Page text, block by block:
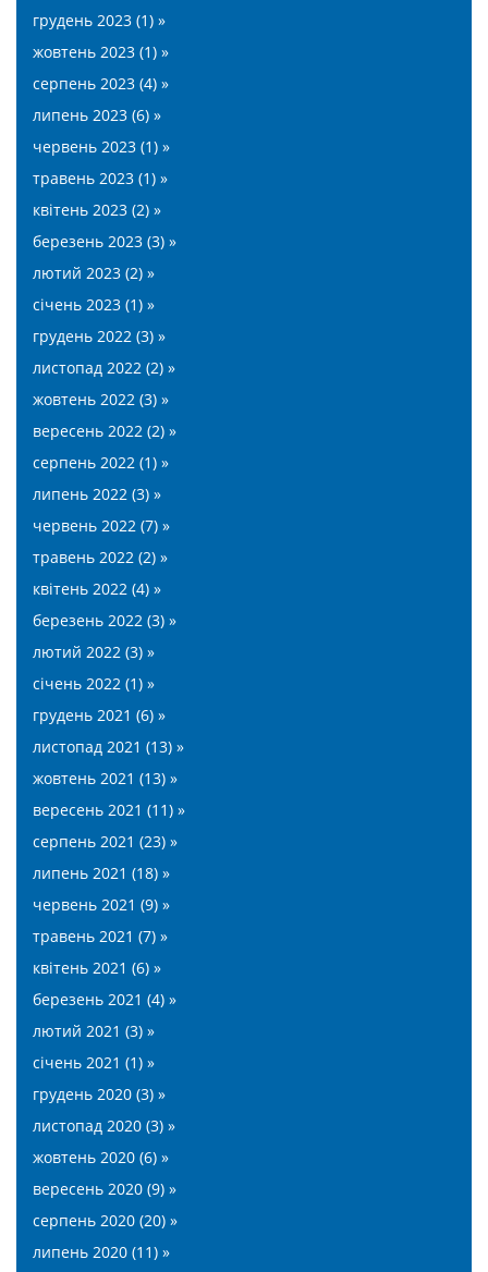
грудень 2023 (1) »
жовтень 2023 (1) »
серпень 2023 (4) »
липень 2023 (6) »
червень 2023 (1) »
травень 2023 (1) »
квітень 2023 (2) »
березень 2023 (3) »
лютий 2023 (2) »
січень 2023 (1) »
грудень 2022 (3) »
листопад 2022 (2) »
жовтень 2022 (3) »
вересень 2022 (2) »
серпень 2022 (1) »
липень 2022 (3) »
червень 2022 (7) »
травень 2022 (2) »
квітень 2022 (4) »
березень 2022 (3) »
лютий 2022 (3) »
січень 2022 (1) »
грудень 2021 (6) »
листопад 2021 (13) »
жовтень 2021 (13) »
вересень 2021 (11) »
серпень 2021 (23) »
липень 2021 (18) »
червень 2021 (9) »
травень 2021 (7) »
квітень 2021 (6) »
березень 2021 (4) »
лютий 2021 (3) »
січень 2021 (1) »
грудень 2020 (3) »
листопад 2020 (3) »
жовтень 2020 (6) »
вересень 2020 (9) »
серпень 2020 (20) »
липень 2020 (11) »